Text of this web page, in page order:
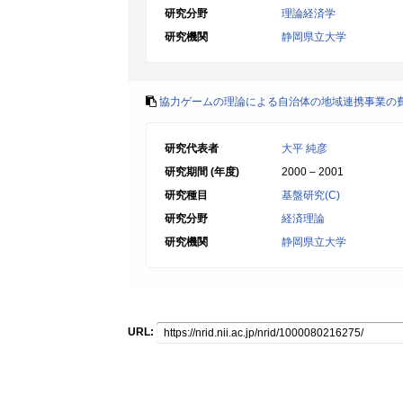
研究分野
理論経済学
研究機関
静岡県立大学
協力ゲームの理論による自治体の地域連携事業の
研究代表者
大平 純彦
研究期間 (年度)
2000 – 2001
研究種目
基盤研究(C)
研究分野
経済理論
研究機関
静岡県立大学
URL: